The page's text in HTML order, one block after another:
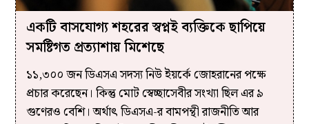
একটি বাসযোগ্য শহরের স্বপ্নই ব্যক্তিকে ছাপিয়ে
সমষ্টিগত প্রত্যাশায় মিশেছে
১১,৩০০ জন ডিএসএ সদস্য নিউ ইয়র্কে জোহরানের পক্ষে
প্রচার করেছেন। কিন্তু মোট স্বেচ্ছাসেবীর সংখ্যা ছিল এর ৯
গুণেরও বেশি। অর্থাৎ ডিএসএ-র বামপন্থী রাজনীতি আর